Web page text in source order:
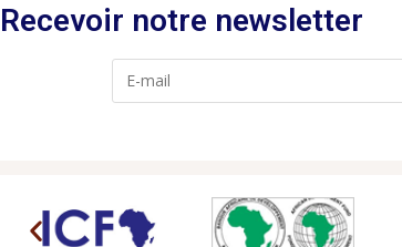
Recevoir notre newsletter